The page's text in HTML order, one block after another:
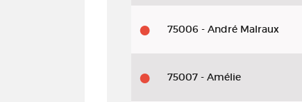
75006 - André Malraux
75007 - Amélie